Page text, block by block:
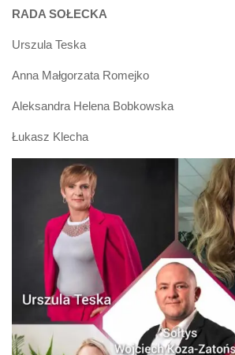
RADA SOŁECKA
Urszula Teska
Anna Małgorzata Romejko
Aleksandra Helena Bobkowska
Łukasz Klecha